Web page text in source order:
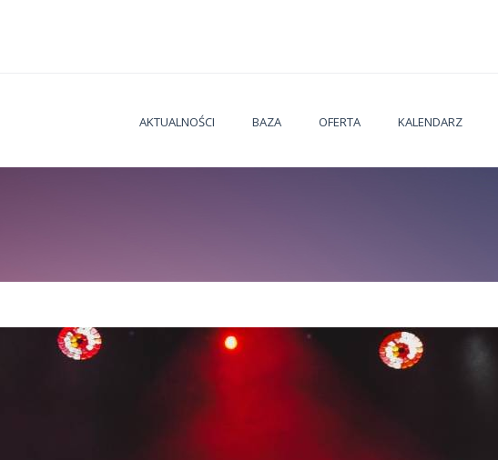
AKTUALNOŚCI BAZA OFERTA KALENDARZ